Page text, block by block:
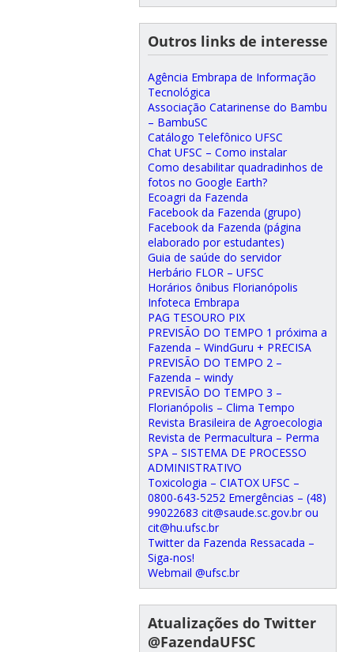
Outros links de interesse
Agência Embrapa de Informação
Tecnológica
Associação Catarinense do Bambu
– BambuSC
Catálogo Telefônico UFSC
Chat UFSC – Como instalar
Como desabilitar quadradinhos de
fotos no Google Earth?
Ecoagri da Fazenda
Facebook da Fazenda (grupo)
Facebook da Fazenda (página
elaborado por estudantes)
Guia de saúde do servidor
Herbário FLOR – UFSC
Horários ônibus Florianópolis
Infoteca Embrapa
PAG TESOURO PIX
PREVISÃO DO TEMPO 1 próxima a
Fazenda – WindGuru + PRECISA
PREVISÃO DO TEMPO 2 –
Fazenda – windy
PREVISÃO DO TEMPO 3 –
Florianópolis – Clima Tempo
Revista Brasileira de Agroecologia
Revista de Permacultura – Perma
SPA – SISTEMA DE PROCESSO
ADMINISTRATIVO
Toxicologia – CIATOX UFSC –
0800-643-5252 Emergências – (48)
99022683 cit@saude.sc.gov.br ou
cit@hu.ufsc.br
Twitter da Fazenda Ressacada –
Siga-nos!
Webmail @ufsc.br
Atualizações do Twitter
@FazendaUFSC